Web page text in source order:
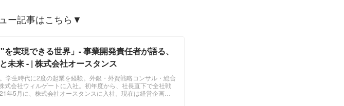
ー記事はこちら▼
実現できる世界」- 事業開発責任者が語る、
未来 - | 株式会社オースタンス
学生時代に2度の起業を経験。外銀・外資戦略コンサル・総合
式会社ウィルゲートに入社。初年度から、社長直下で全社戦
年5月に、株式会社オースタンスに入社。現在は経営企画・